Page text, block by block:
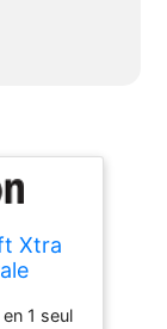
Xtra
1 seul